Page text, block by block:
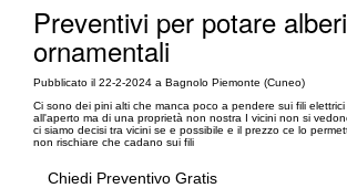
Preventivi per potare alberi
ornamentali
Pubblicato il 22-2-2024 a Bagnolo Piemonte (Cuneo)
Ci sono dei pini alti che manca poco a pendere sui fili
all'aperto ma di una proprietà non nostra I vicini non si
ci siamo decisi tra vicini se e possibile e il prezzo ce lo
non rischiare che cadano sui fili
Chiedi Preventivo Gratis